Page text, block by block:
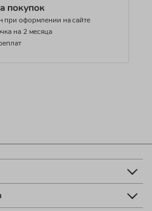
покупок
при оформлении на сайте
на 2 месяца